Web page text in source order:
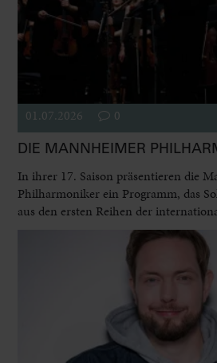
01.07.2026 0
DIE MANNHEIMER
In ihrer 17. Saison präsentieren die
Philharmoniker ein Programm, das
aus den ersten Reihen der